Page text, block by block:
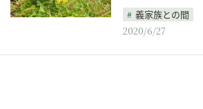
義家族との間
2020/6/27